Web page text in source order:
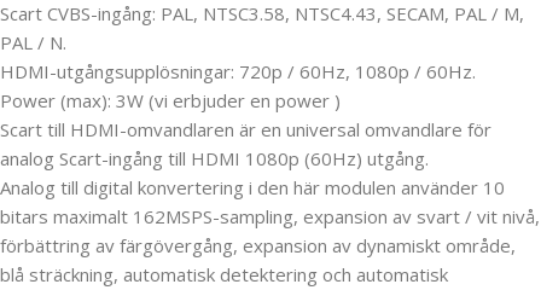
Scart CVBS-ingång: PAL, NTSC3.58, NTSC4.43, SECAM, PAL / M,
PAL / N.
HDMI-utgångsupplösningar: 720p / 60Hz, 1080p / 60Hz.
Power (max): 3W (vi erbjuder en power )
Scart till HDMI-omvandlaren är en universal omvandlare för
analog Scart-ingång till HDMI 1080p (60Hz) utgång.
Analog till digital konvertering i den här modulen använder 10
bitars maximalt 162MSPS-sampling, expansion av svart / vit nivå,
förbättring av färgövergång, expansion av dynamiskt område,
blå sträckning, automatisk detektering och automatisk